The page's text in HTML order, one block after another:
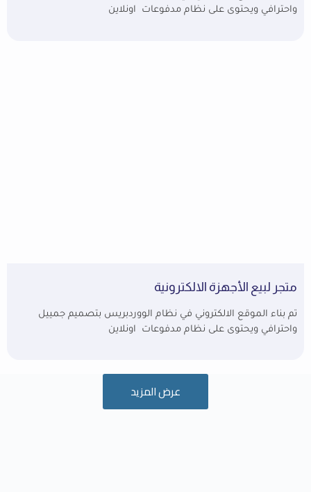
واحترافي ويحتوى على نظام مدفوعات اونلاين
متجر لبيع الأجهزة الالكترونية
تم بناء الموقع الالكتروني في نظام الووردبريس بتصميم جمييل
واحترافي ويحتوى على نظام مدفوعات اونلاين
عرض المزيد